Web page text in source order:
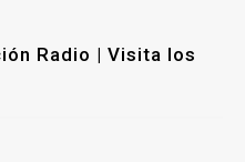
Radio | Visita los